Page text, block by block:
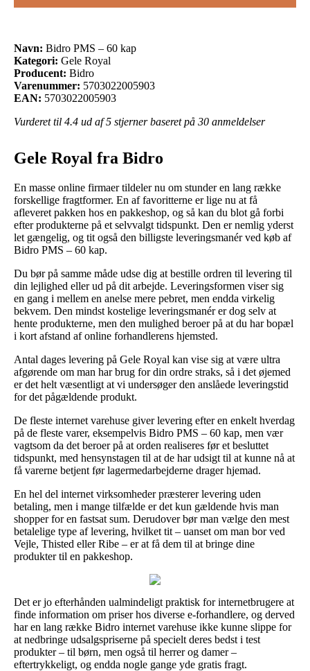
Navn: Bidro PMS – 60 kap
Kategori: Gele Royal
Producent: Bidro
Varenummer: 5703022005903
EAN: 5703022005903
Vurderet til 4.4 ud af 5 stjerner baseret på 30 anmeldelser
Gele Royal fra Bidro
En masse online firmaer tildeler nu om stunder en lang række
forskellige fragtformer. En af favoritterne er lige nu at få
afleveret pakken hos en pakkeshop, og så kan du blot gå forbi
efter produkterne på et selvvalgt tidspunkt. Den er nemlig yderst
let gængelig, og tit også den billigste leveringsmanér ved køb af
Bidro PMS – 60 kap.
Du bør på samme måde udse dig at bestille ordren til levering til
din lejlighed eller ud på dit arbejde. Leveringsformen viser sig
en gang i mellem en anelse mere pebret, men endda virkelig
bekvem. Den mindst kostelige leveringsmanér er dog selv at
hente produkterne, men den mulighed beroer på at du har bopæl
i kort afstand af online forhandlerens hjemsted.
Antal dages levering på Gele Royal kan vise sig at være ultra
afgørende om man har brug for din ordre straks, så i det øjemed
er det helt væsentligt at vi undersøger den anslåede leveringstid
for det pågældende produkt.
De fleste internet varehuse giver levering efter en enkelt hverdag
på de fleste varer, eksempelvis Bidro PMS – 60 kap, men vær
vagtsom da det beroer på at orden realiseres før et besluttet
tidspunkt, med hensynstagen til at de har udsigt til at kunne nå at
få varerne betjent før lagermedarbejderne drager hjemad.
En hel del internet virksomheder præsterer levering uden
betaling, men i mange tilfælde er det kun gældende hvis man
shopper for en fastsat sum. Derudover bør man vælge den mest
betalelige type af levering, hvilket tit – uanset om man bor ved
Vejle, Thisted eller Ribe – er at få dem til at bringe dine
produkter til en pakkeshop.
Det er jo efterhånden ualmindeligt praktisk for internetbrugere at
finde information om priser hos diverse e-forhandlere, og derved
har en lang række Bidro internet varehuse ikke kunne slippe for
at nedbringe udsalgspriserne på specielt deres bedst i test
produkter – til børn, men også til herrer og damer –
eftertrykkeligt, og endda nogle gange yde gratis fragt.